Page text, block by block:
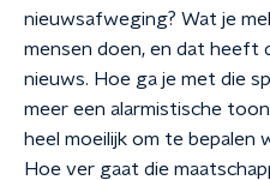
nieuwsafweging? Wat je
mensen doen, en dat heeft
nieuws. Hoe ga je met die
meer een alarmistische
heel moeilijk om te bepalen
Hoe ver gaat die